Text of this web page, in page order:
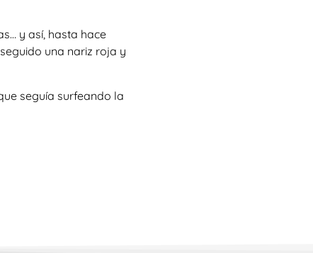
y así, hasta hace
una nariz roja y
seguía surfeando la